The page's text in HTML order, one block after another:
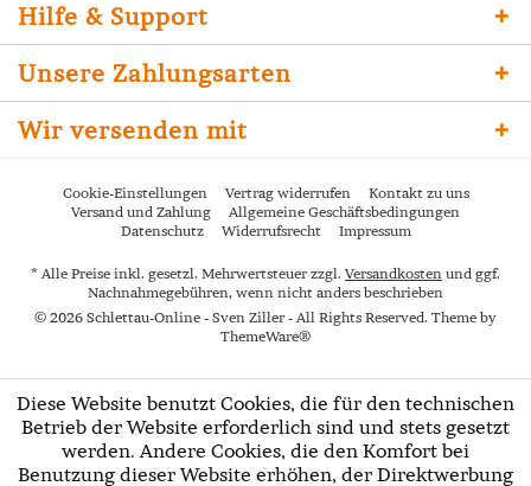
Hilfe & Support
Unsere Zahlungsarten
Wir versenden mit
Cookie-Einstellungen Vertrag widerrufen
Kontakt zu uns
Versand und Zahlung
Allgemeine Geschäftsbedingungen
Datenschutz
Widerrufsrecht Impressum
* Alle Preise inkl. gesetzl. Mehrwertsteuer zzgl. Versandkosten und ggf.
Nachnahmegebühren, wenn nicht anders beschrieben
© 2026 Schlettau-Online - Sven Ziller - All Rights Reserved. Theme by
ThemeWare®
Diese Website benutzt Cookies, die für den technischen
Betrieb der Website erforderlich sind und stets gesetzt
werden. Andere Cookies, die den Komfort bei
Benutzung dieser Website erhöhen, der Direktwerbung